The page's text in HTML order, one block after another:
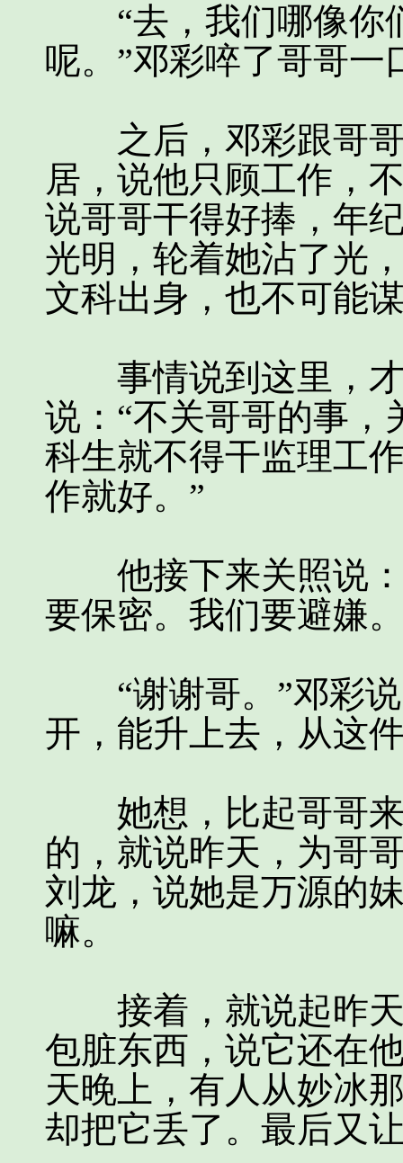
“去，我们哪像你
呢。”邓彩啐了哥哥一
之后，邓彩跟哥哥
居，说他只顾工作，
说哥哥干得好捧，年
光明，轮着她沾了光
文科出身，也不可能
事情说到这里，才
说：“不关哥哥的事
科生就不得干监理工
作就好。”
他接下来关照说：
要保密。我们要避嫌
“谢谢哥。”邓彩说
开，能升上去，从这
她想，比起哥哥来
的，就说昨天，为哥
刘龙，说她是万源的
嘛。
接着，就说起昨天
包脏东西，说它还在
天晚上，有人从妙冰
却把它丢了。最后又